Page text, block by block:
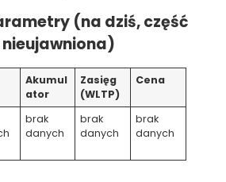
(na dziś, część
Akumul
ator
Zasięg
(WLTP)
Cena
brak
danych
brak
danych
brak
danych